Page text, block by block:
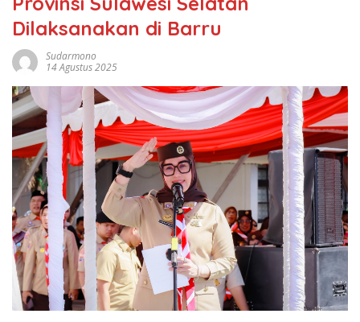
Dilaksanakan di Barru
Sudarmono
14 Agustus 2025